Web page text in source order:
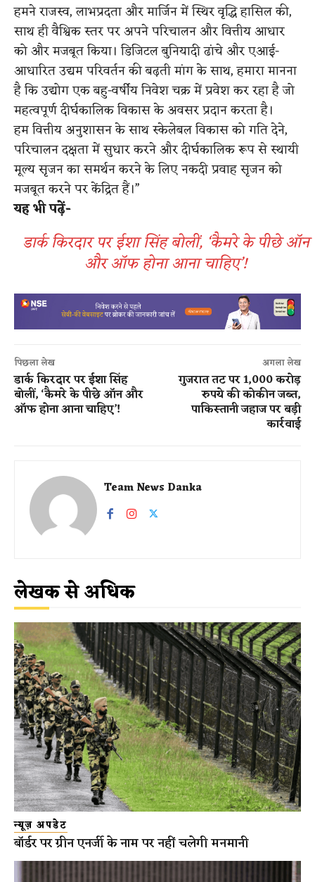
हमने राजस्व, लाभप्रदता और मार्जिन में स्थिर वृद्धि हासिल की,
साथ ही वैश्विक स्तर पर अपने परिचालन और वित्तीय आधार
को और मजबूत किया। डिजिटल बुनियादी ढांचे और एआई-
आधारित उद्यम परिवर्तन की बढ़ती मांग के साथ, हमारा मानना ​​
है कि उद्योग एक बहु-वर्षीय निवेश चक्र में प्रवेश कर रहा है जो
महत्वपूर्ण दीर्घकालिक विकास के अवसर प्रदान करता है।
हम वित्तीय अनुशासन के साथ स्केलेबल विकास को गति देने,
परिचालन दक्षता में सुधार करने और दीर्घकालिक रूप से स्थायी
मूल्य सृजन का समर्थन करने के लिए नकदी प्रवाह सृजन को
मजबूत करने पर केंद्रित हैं।”
यह भी पढ़ें-
डार्क किरदार पर ईशा सिंह बोलीं, ‘कैमरे के पीछे ऑन
और ऑफ होना आना चाहिए’!
पिछला लेख
डार्क किरदार पर ईशा सिंह
बोलीं, ‘कैमरे के पीछे ऑन और
ऑफ होना आना चाहिए’!
अगला लेख
गुजरात तट पर 1,000 करोड़
रुपये की कोकीन जब्त,
पाकिस्तानी जहाज पर बड़ी
कार्रवाई
Team News Danka
लेखक से अधिक
न्यूज़ अपडेट
बॉर्डर पर ग्रीन एनर्जी के नाम पर नहीं चलेगी मनमानी